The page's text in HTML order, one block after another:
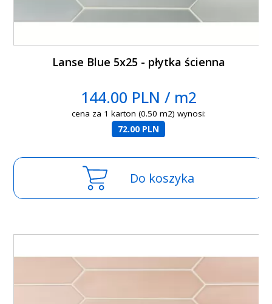
Lanse Blue 5x25 - płytka ścienna
144.00 PLN / m2
cena za 1 karton (0.50 m2) wynosi:
72.00 PLN
Do koszyka